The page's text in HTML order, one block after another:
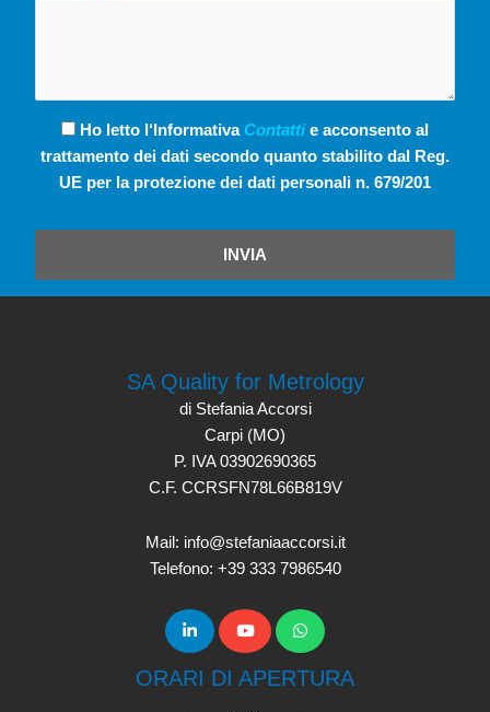
Ho letto l‘Informativa Contattie acconsento al
trattamento dei dati secondo quanto stabilito dal Reg.
UE per la protezione dei dati personali n. 679/201
INVIA
SA Quality for Metrology
di Stefania Accorsi
Carpi (MO)
P. IVA 03902690365
C.F. CCRSFN78L66B819V
Mail: info@stefaniaaccorsi.it
Telefono: +39 333 7986540
ORARI DI APERTURA